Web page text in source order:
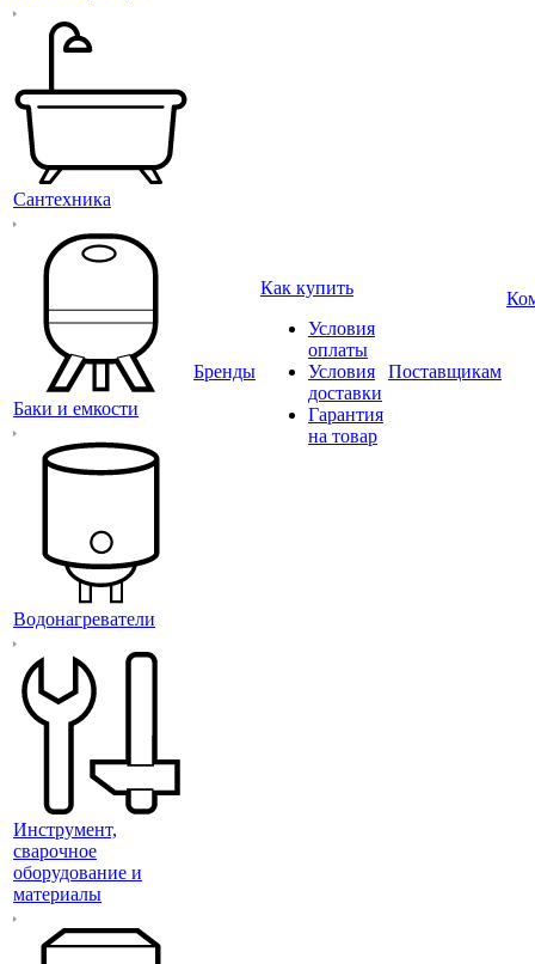
Сантехника
Баки и емкости
Водонагреватели
Инструмент,
сварочное
оборудование и
материалы
Бренды
Как купить
Условия
оплаты
Условия
доставки
Гарантия
на товар
Поставщикам